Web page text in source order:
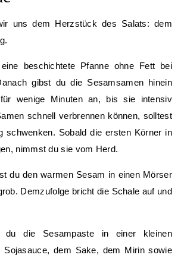
uns dem Herzstück des Salats: dem
beschichtete Pfanne ohne Fett bei
gibst du die Sesamsamen hinein
wenige Minuten an, bis sie intensiv
schnell verbrennen können, solltest
schwenken. Sobald die ersten Körner in
nimmst du sie vom Herd.
du den warmen Sesam in einen Mörser
Demzufolge bricht die Schale auf und
du die Sesampaste in einer kleinen
Sojasauce, dem Sake, dem Mirin sowie